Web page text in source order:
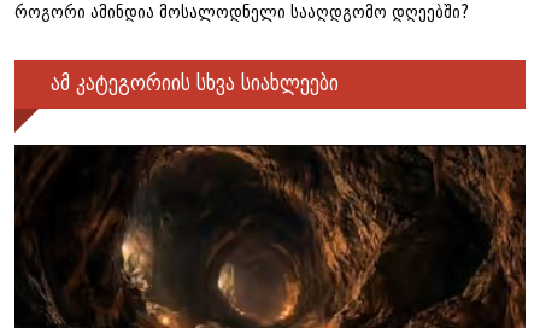
როგორი ამინდია მოსალოდნელი სააღდგომო დღეებში?
ამ კატეგორიის სხვა სიახლეები